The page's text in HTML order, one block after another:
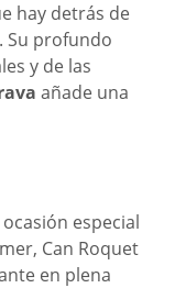
hay detrás de
Su profundo
y de las
añade una
especial
Can Roquet
en plena